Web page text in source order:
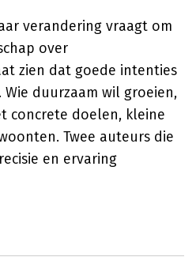
verandering vraagt om
over
zien dat goede intenties
duurzaam wil groeien,
concrete doelen, kleine
Twee auteurs die
en ervaring